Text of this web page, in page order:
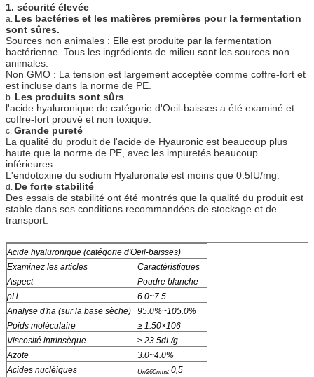
1. sécurité élevée
a. Les bactéries et les matières premières pour la fermentation
sont sûres.
Sources non animales : Elle est produite par la fermentation
bactérienne. Tous les ingrédients de milieu sont les sources non
animales.
Non GMO : La tension est largement acceptée comme coffre-fort et
est incluse dans la norme de PE.
b. Les produits sont sûrs
l'acide hyaluronique de catégorie d'Oeil-baisses a été examiné et
coffre-fort prouvé et non toxique.
c. Grande pureté
La qualité du produit de l'acide de Hyauronic est beaucoup plus
haute que la norme de PE, avec les impuretés beaucoup
inférieures.
L'endotoxine du sodium Hyaluronate est moins que 0.5IU/mg.
d. De forte stabilité
Des essais de stabilité ont été montrés que la qualité du produit est
stable dans ses conditions recommandées de stockage et de
transport.
Acide hyaluronique (catégorie d'Oeil-baisses)
Examinez les articles
Caractéristiques
Aspect
Poudre blanche
pH
6.0~7.5
Analyse d'ha (sur la base sèche)
95.0%~105.0%
Poids moléculaire
≥ 1.50×106
Viscosité intrinsèque
≥ 23.5dL/g
Azote
3.0~4.0%
Acides nucléiques
Un260nm≤ 0,5